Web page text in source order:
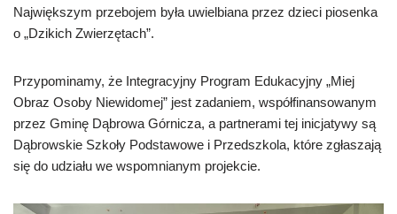
Największym przebojem była uwielbiana przez dzieci piosenka
o „Dzikich Zwierzętach”.
Przypominamy, że Integracyjny Program Edukacyjny „Miej
Obraz Osoby Niewidomej” jest zadaniem, współfinansowanym
przez Gminę Dąbrowa Górnicza, a partnerami tej inicjatywy są
Dąbrowskie Szkoły Podstawowe i Przedszkola, które zgłaszają
się do udziału we wspomnianym projekcie.